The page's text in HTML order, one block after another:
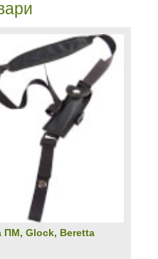
ПМ, Glock, Beretta